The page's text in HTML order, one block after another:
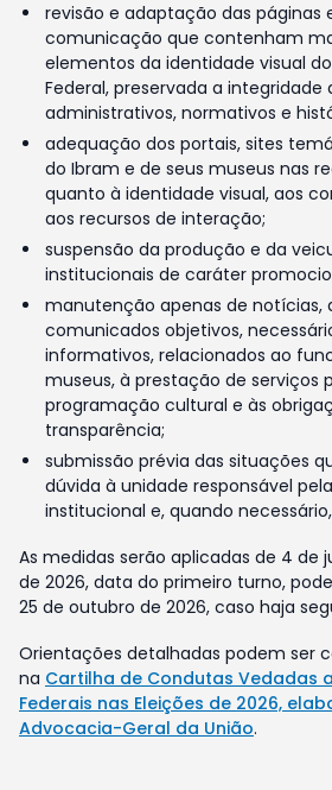
revisão e adaptação das páginas
comunicação que contenham
elementos da identidade visual
Federal, preservada a
administrativos, normativos e
adequação dos portais, sites
do Ibram e de seus museus nas
quanto à identidade visual, aos
aos recursos de interação;
suspensão da produção e da
institucionais de caráter
manutenção apenas de notícias,
comunicados objetivos,
informativos, relacionados ao
museus, à prestação de serviços
programação cultural e às
transparência;
submissão prévia das situações
dúvida à unidade responsável
institucional e, quando
As medidas serão aplicadas de 4 de
de 2026, data do primeiro turno,
25 de outubro de 2026, caso haja
Orientações detalhadas podem ser
na Cartilha de Condutas Vedadas
Federais nas Eleições de 2026,
Advocacia-Geral da União.